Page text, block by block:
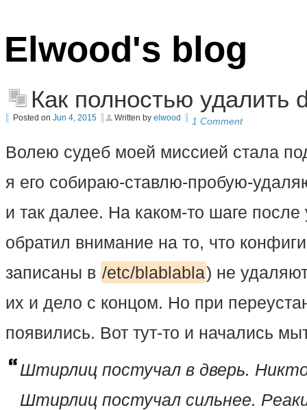
Elwood's blog
Как полностью удалить
Posted on Jun 4, 2015 Written by elwood 1 Comment
Волею судеб моей миссией стала
я его собираю-ставлю-пробую-
и так далее. На каком-то шаге после
обратил внимание на то, что
записаны в /etc/blablabla) не
их и дело с концом. Но при
появились. Вот тут-то и начались
Штирлиц постучал в дверь.
Штирлиц постучал сильнее.